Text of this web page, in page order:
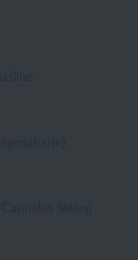
Sativa)